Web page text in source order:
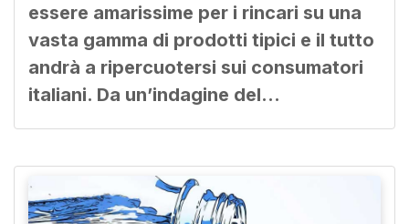
essere amarissime per i rincari su una
vasta gamma di prodotti tipici e il tutto
andrà a ripercuotersi sui consumatori
italiani. Da un’indagine del…